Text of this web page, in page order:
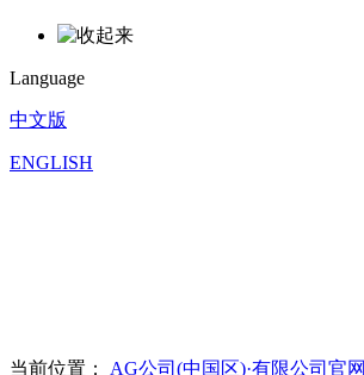
Language
中文版
ENGLISH
当前位置： AG公司(中国区)·有限公司官网